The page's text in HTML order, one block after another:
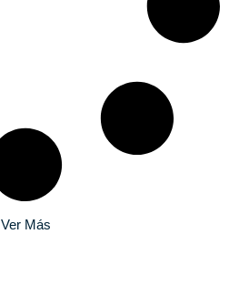
Ver Más